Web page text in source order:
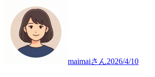
maimaiさん2026/4/10